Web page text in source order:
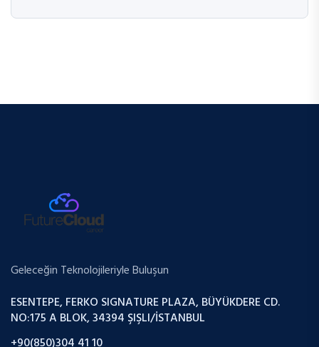
Geleceğin Teknolojileriyle Buluşun
ESENTEPE, FERKO SIGNATURE PLAZA, BÜYÜKDERE CD.
NO:175 A BLOK, 34394 ŞIŞLI/İSTANBUL
+90(850)304 41 10